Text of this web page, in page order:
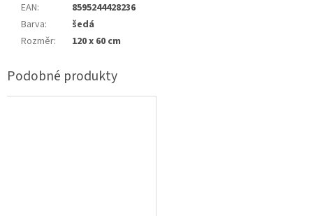
EAN:
8595244428236
Barva:
šedá
Rozměr: 120 x 60 cm